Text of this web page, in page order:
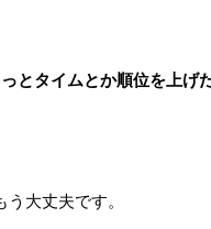
とタイムとか順位を上げ
大丈夫です。